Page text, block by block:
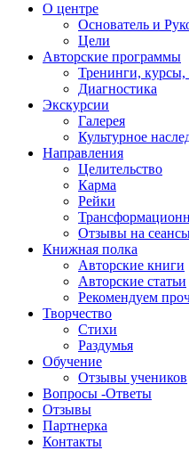
О центре
Основатель и
Цели
Авторские программы
Тренинги,
Диагностика
Экскурсии
Галерея
Культурное
Направления
Целительство
Карма
Рейки
Отзывы на
Книжная полка
Авторские книги
Авторские статьи
Рекомендуем
Творчество
Стихи
Раздумья
Обучение
Отзывы учеников
Вопросы -Ответы
Отзывы
Партнерка
Контакты